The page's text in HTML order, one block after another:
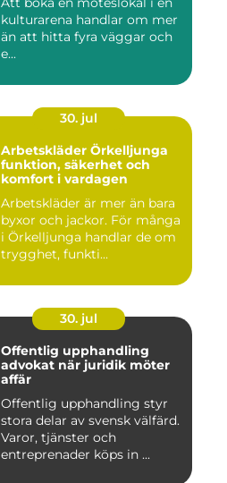
kulturarena handlar om mer
än att hitta fyra väggar och
e...
30. jul
Arbetskläder Örkelljunga
funktion, säkerhet och
komfort i vardagen
Arbetskläder är mer än bara
byxor och jackor. För många
i Örkelljunga handlar de om
trygghet, funkti...
30. jul
Offentlig upphandling
advokat när juridik möter
affär
Offentlig upphandling styr
stora delar av svensk välfärd.
Varor, tjänster och
entreprenader köps in ...